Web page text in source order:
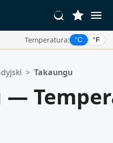
Temperatura: °C °F
> Takaungu
—